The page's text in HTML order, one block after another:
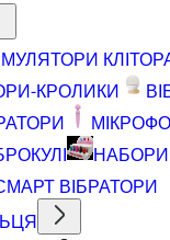
КРОЛИКИ
НАБОРИ
ВІБРАТОРИ